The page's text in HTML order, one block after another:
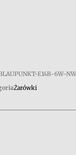
E14B-6W-
Żarówki